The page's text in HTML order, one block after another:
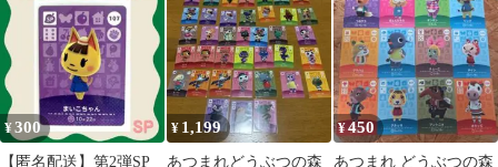
¥300
【匿名配送】第2弾SP
¥ 1,199
あつまれどうぶつの森
¥450
あつまれ どうぶつの森